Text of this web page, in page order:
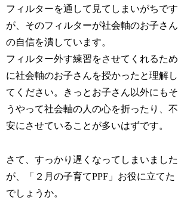
フィルターを通して見てしまいがちです
が、そのフィルターが社会軸のお子さん
の自信を潰しています。
フィルター外す練習をさせてくれるため
に社会軸のお子さんを授かったと理解し
てください。きっとお子さん以外にもそ
うやって社会軸の人の心を折ったり、不
安にさせていることが多いはずです。
さて、すっかり遅くなってしまいました
が、「２月の子育てPPF」お役に立てた
でしょうか。